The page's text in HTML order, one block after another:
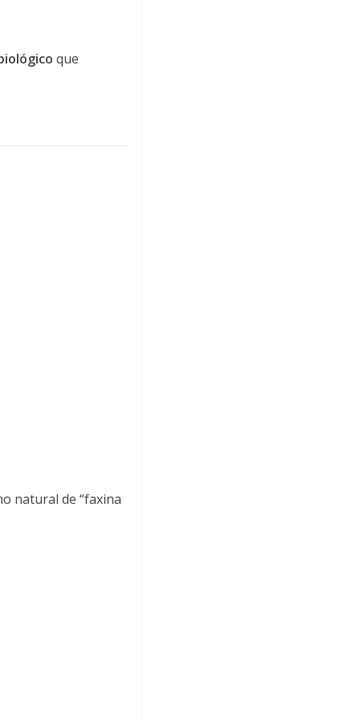
que
natural de “faxina